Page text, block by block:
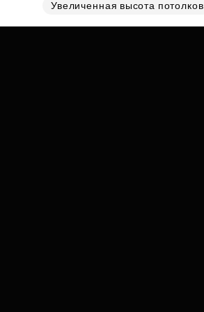
СубсидииУвеличенная высота потолков